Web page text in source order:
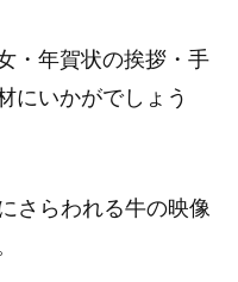
・年賀状の挨拶・手
にいかがでしょう
さらわれる牛の映像